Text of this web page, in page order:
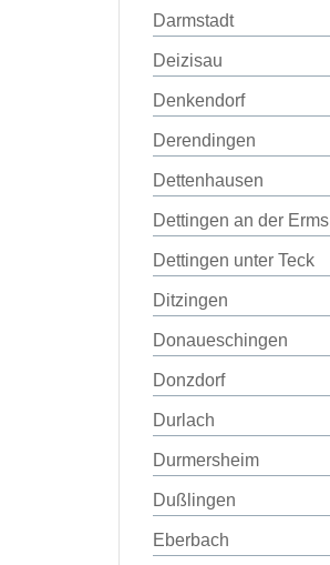
Darmstadt
Deizisau
Denkendorf
Derendingen
Dettenhausen
Dettingen an der Erms
Dettingen unter Teck
Ditzingen
Donaueschingen
Donzdorf
Durlach
Durmersheim
Dußlingen
Eberbach